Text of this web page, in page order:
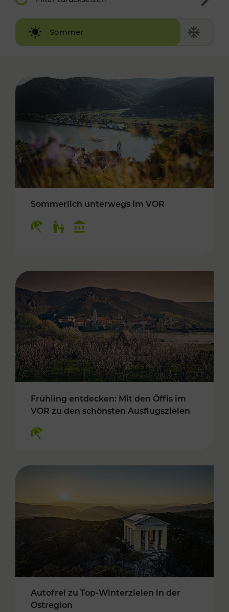
Sommer
Winter
Sommerlich unterwegs im VOR
Frühling entdecken: Mit den Öffis im
VOR zu den schönsten Ausflugszielen
Autofrei zu Top-Winterzielen in der
Ostregion